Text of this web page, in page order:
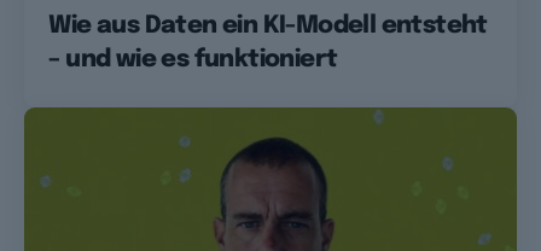
Wie aus Daten ein KI-Modell entsteht
– und wie es funktioniert